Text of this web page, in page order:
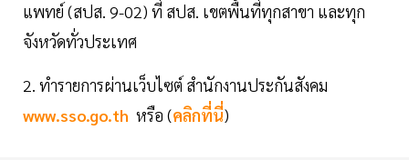
แพทย์ (สปส. 9-02) ที่ สปส. เขตพื้นที่ทุกสาขา และทุก
จังหวัดทั่วประเทศ
2. ทำรายการผ่านเว็บไซต์ สำนักงานประกันสังคม
www.sso.go.th หรือ (คลิกที่นี่)